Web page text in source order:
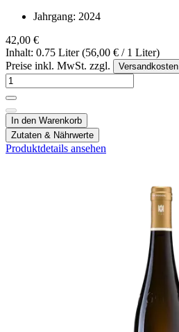
Jahrgang: 2024
42,00 €
Inhalt: 0.75 Liter (56,00 € / 1 Liter)
Preise inkl. MwSt. zzgl.
Versandkosten
In den Warenkorb
Zutaten & Nährwerte
Produktdetails ansehen